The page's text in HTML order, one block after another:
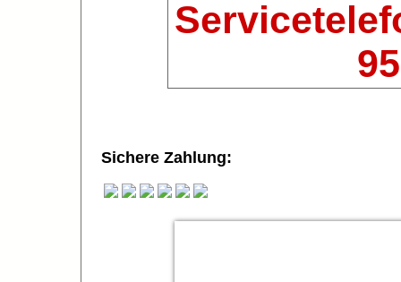
Sichere Zahlung: